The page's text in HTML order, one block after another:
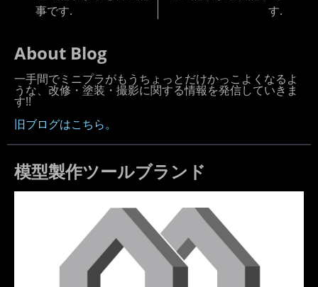
事です.
す.
About Blog
一手間でミニプラがもうちょっとだけかっこよくなるよ
うな、改修・塗装・撮影に関する情報を発信していきま
す!!
旧ブログはこちら。
模型製作ツールブランド